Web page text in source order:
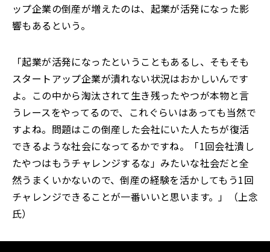
ップ企業の倒産が増えたのは、起業が活発になった影
響もあるという。
「起業が活発になったということもあるし、そもそも
スタートアップ企業が潰れない状況はおかしいんです
よ。この中から淘汰されて生き残ったやつが本物と言
うレースをやってるので、これぐらいはあっても当然で
すよね。問題はこの倒産した会社にいた人たちが復活
できるような社会になってるかですね。「1回会社潰し
たやつはもうチャレンジするな」みたいな社会だと全
然うまくいかないので、倒産の経験を活かしてもう1回
チャレンジできることが一番いいと思います。」（上念
氏）